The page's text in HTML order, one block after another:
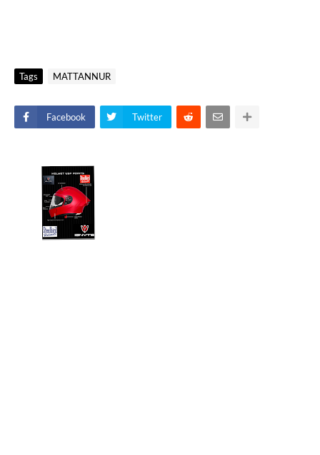
Tags MATTANNUR
Facebook Twitter